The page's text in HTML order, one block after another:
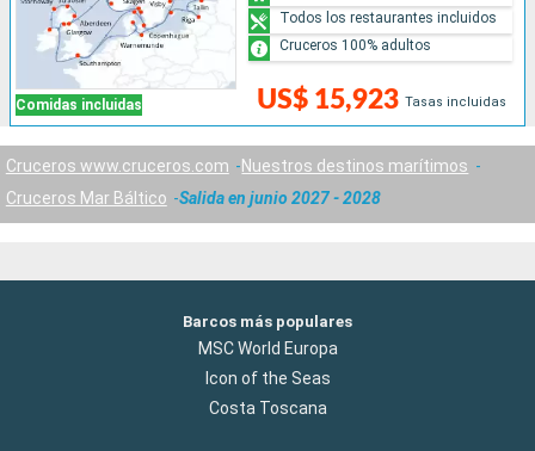
Comidas incluidas US$ 15,923 Tasas incluidas
Todos los restaurantes incluidos
Cruceros 100% adultos
Cruceros www.cruceros.com
Nuestros destinos marítimos
Cruceros Mar Báltico
Salida en junio 2027 - 2028
Barcos más populares
MSC World Europa
Icon of the Seas
Costa Toscana